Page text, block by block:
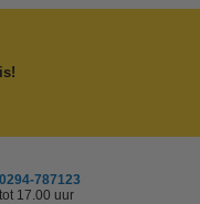
787123
17.00 uur